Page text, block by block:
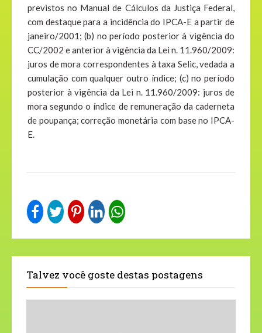
previstos no Manual de Cálculos da Justiça Federal,
com destaque para a incidência do IPCA-E a partir de
janeiro/2001; (b) no período posterior à vigência do
CC/2002 e anterior à vigência da Lei n. 11.960/2009:
juros de mora correspondentes à taxa Selic, vedada a
cumulação com qualquer outro índice; (c) no período
posterior à vigência da Lei n. 11.960/2009: juros de
mora segundo o índice de remuneração da caderneta
de poupança; correção monetária com base no IPCA-
E.
Talvez você goste destas postagens